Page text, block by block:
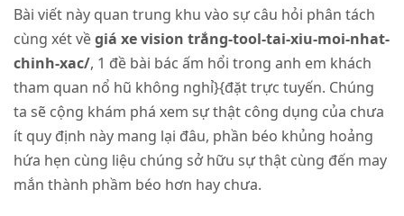
Bài viết này quan trung khu vào sự câu hỏi phân tách
cùng xét vềgiá xe vision trắng-tool-tai-xiu-moi-nhat-
chinh-xac/, 1 đề bài bác ấm hổi trong anh em khách
tham quan nổ hũ không nghỉ}{đặt trực tuyến. Chúng
ta sẽ cộng khám phá xem sự thật công dụng của chưa
ít quy định này mang lại đâu, phần béo khủng hoảng
hứa hẹn cùng liệu chúng sở hữu sự thật cùng đến may
mắn thành phầm béo hơn hay chưa.